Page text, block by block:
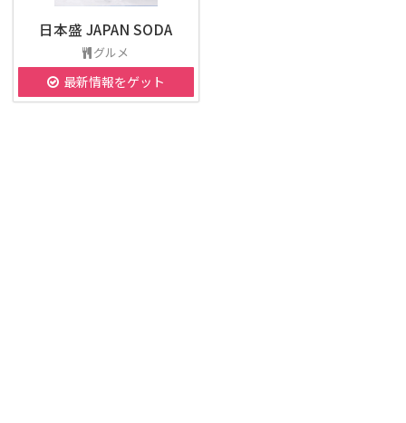
日本盛 JAPAN SODA
グルメ
最新情報をゲット